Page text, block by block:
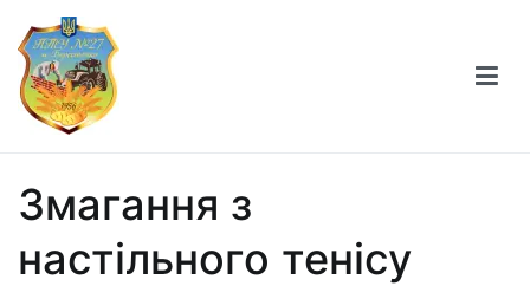
Берестечка
Змагання з
настільного тенісу